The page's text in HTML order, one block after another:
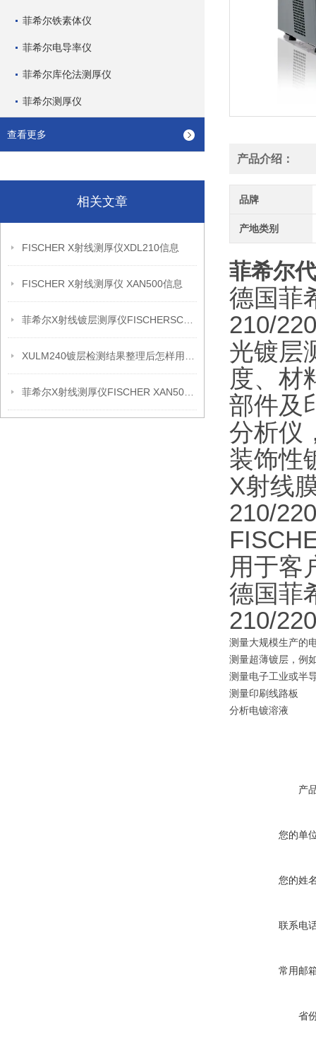
菲希尔铁素体仪
菲希尔电导率仪
菲希尔库伦法测厚仪
菲希尔测厚仪
查看更多
相关文章
FISCHER X射线测厚仪XDL210信息
FISCHER X射线测厚仪 XAN500信息
产品介绍：
品牌
产地类别
菲希尔
德国菲
210/
光镀层
度、材
部件及
分析仪
装饰性
X射线
210/
用于客
德国菲
210/
测量大规模生产的
测量超薄镀层，例
测量电子工业或半
测量印刷线路板
分析电镀溶液
产
您的单
您的姓
联系电
常用邮
省